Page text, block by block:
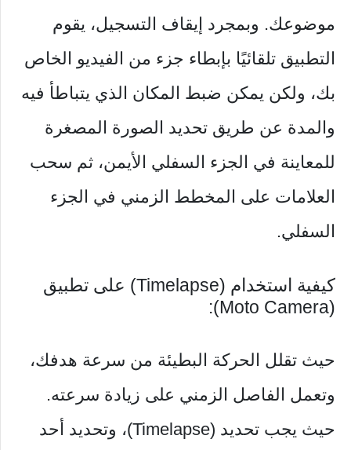
موضوعك. وبمجرد إيقاف التسجيل، يقوم
التطبيق تلقائيًا بإبطاء جزء من الفيديو الخاص
بك، ولكن يمكن ضبط المكان الذي يتباطأ فيه
والمدة عن طريق تحديد الصورة المصغرة
للمعاينة في الجزء السفلي الأيمن، ثم سحب
العلامات على المخطط الزمني في الجزء
السفلي.
كيفية استخدام (Timelapse) على تطبيق
(Moto Camera):
حيث تقلل الحركة البطيئة من سرعة هدفك،
وتعمل الفاصل الزمني على زيادة سرعته.
حيث يجب تحديد (Timelapse)، وتحديد أحد